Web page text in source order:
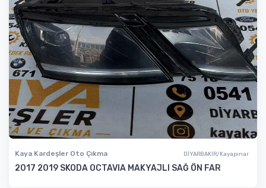
Kaya Kardeşler Oto Çıkma DİYARBAKIR/Kayapınar
2017 2019 SKODA OCTAVIA MAKYAJLI SAĞ ÖN FAR